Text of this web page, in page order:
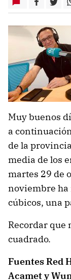
Muy buenos
a
de la
media de los
martes 29 de
noviembre ha
cúbicos, una
Recordar
cuadrado.
Fuentes Red
Acamet y